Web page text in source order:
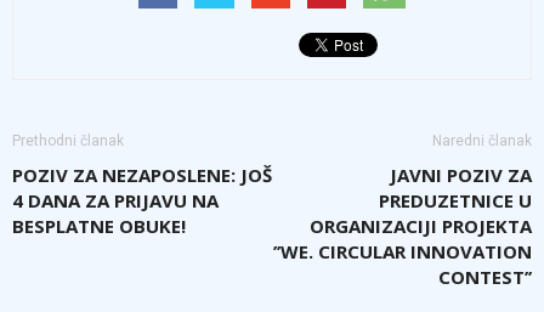
Prethodni članak
POZIV ZA NEZAPOSLENE: JOŠ
4 DANA ZA PRIJAVU NA
BESPLATNE OBUKE!
Naredni članak
JAVNI POZIV ZA
PREDUZETNICE U
ORGANIZACIJI PROJEKTA
’’WE. CIRCULAR INNOVATION
CONTEST’’